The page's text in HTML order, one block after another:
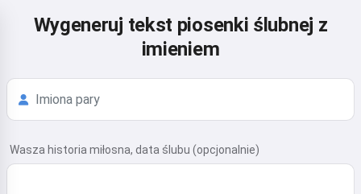
Wygeneruj tekst piosenki ślubnej z
imieniem
Wasza historia miłosna, data ślubu (opcjonalnie)